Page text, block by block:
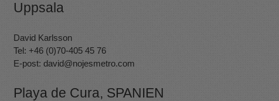
Uppsala
David Karlsson
Tel: +46 (0)70-405 45 76
E-post: david@nojesmetro.com
Playa de Cura, SPANIEN